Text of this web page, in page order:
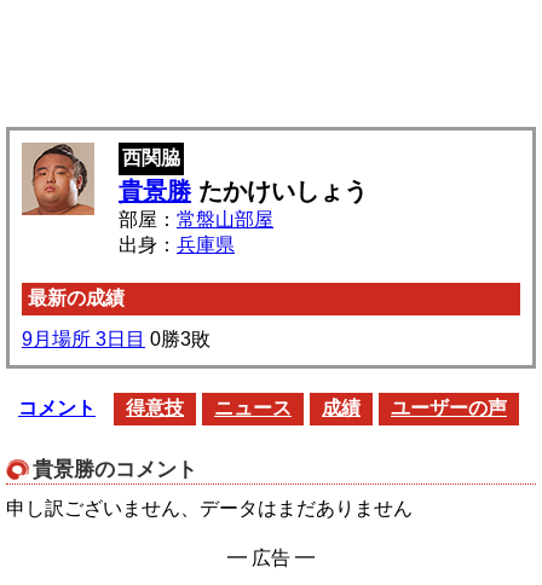
西関脇
貴景勝たかけいしょう
部屋： 常盤山部屋
出身： 兵庫県
最新の成績
9月場所 3日目 0勝3敗
コメント 得意技 ニュース 成績 ユーザーの声
貴景勝のコメント
申し訳ございません、データはまだありません
━ 広告 ━